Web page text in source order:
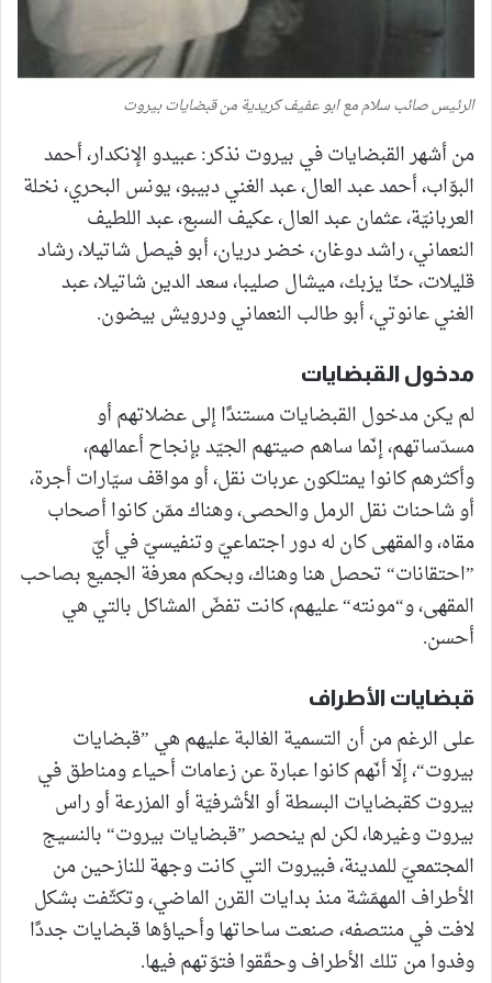
الرئيس صائب سلام مع ابو عفيف كريدية من قبضايات بيروت
من أشهر القبضايات في بيروت نذكر: عبيدو الإنكدار، أحمد
البوّاب، أحمد عبد العال، عبد الغني دبيبو، يونس البحري، نخلة
العربانيّة، عثمان عبد العال، عكيف السبع، عبد اللطيف
النعماني، راشد دوغان، خضر دريان، أبو فيصل شاتيلا، رشاد
قليلات، حنّا يزبك، ميشال صليبا، سعد الدين شاتيلا، عبد
الغني عانوتي، أبو طالب النعماني ودرويش بيضون.
مدخول القبضايات
لم يكن مدخول القبضايات مستندًا إلى عضلاتهم أو
مسدّساتهم، إنّما ساهم صيتهم الجيّد بإنجاح أعمالهم،
وأكثرهم كانوا يمتلكون عربات نقل، أو مواقف سيّارات أجرة،
أو شاحنات نقل الرمل والحصى، وهناك ممّن كانوا أصحاب
مقاه، والمقهى كان له دور اجتماعيّ وتنفيسيّ في أيّ
”احتقانات“ تحصل هنا وهناك، وبحكم معرفة الجميع بصاحب
المقهى، و“مونته“ عليهم، كانت تفضّ المشاكل بالتي هي
أحسن.
قبضايات الأطراف
على الرغم من أن التسمية الغالبة عليهم هي ”قبضايات
بيروت“، إلّا أنّهم كانوا عبارة عن زعامات أحياء ومناطق في
بيروت كقبضايات البسطة أو الأشرفيّة أو المزرعة أو راس
بيروت وغيرها، لكن لم ينحصر ”قبضايات بيروت“ بالنسيج
المجتمعيّ للمدينة، فبيروت التي كانت وجهة للنازحين من
الأطراف المهمّشة منذ بدايات القرن الماضي، وتكثّفت بشكل
لافت في منتصفه، صنعت ساحاتها وأحياؤها قبضايات جددًا
وفدوا من تلك الأطراف وحقّقوا فتوّتهم فيها.